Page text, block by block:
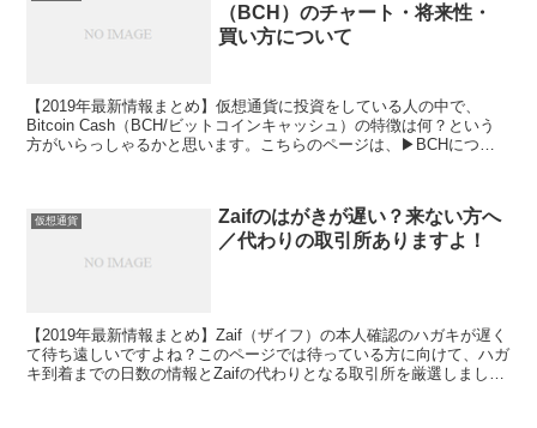
（BCH）のチャート・将来性・
買い方について
【2019年最新情報まとめ】仮想通貨に投資をしている人の中で、
Bitcoin Cash（BCH/ビットコインキャッシュ）の特徴は何？という
方がいらっしゃるかと思います。こちらのページは、▶BCHについ
▶BCHの将来性・オトクな買い方をまとめました。BCHの購入を検
討している方は是非参考にしてみてください。初心者の方でも分かり
仮想通貨
Zaifのはがきが遅い？来ない方へ
／代わりの取引所ありますよ！
【2019年最新情報まとめ】Zaif（ザイフ）の本人確認のハガキが遅く
て待ち遠しいですよね？このページでは待っている方に向けて、ハガ
キ到着までの日数の情報とZaifの代わりとなる取引所を厳選しまし